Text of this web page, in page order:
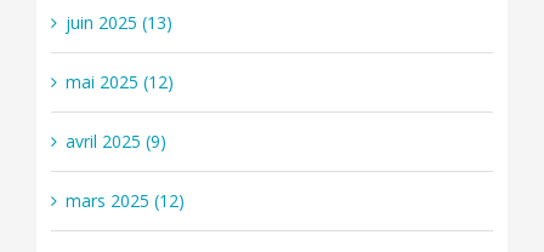
juin 2025 (13)
mai 2025 (12)
avril 2025 (9)
mars 2025 (12)